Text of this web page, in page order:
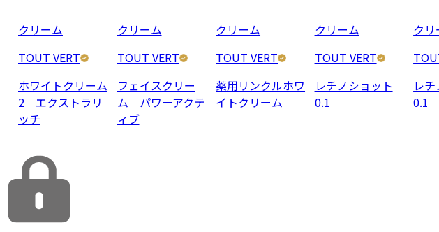
クリーム
TOUT VERT
ホワイトクリーム
2 エクストラリ
ッチ
クリーム
TOUT VERT
フェイスクリー
ム パワーアクテ
ィブ
クリーム
TOUT VERT
薬用リンクルホワ
イトクリーム
クリーム
TOUT VERT
レチノショット
0.1
クリ
レ
0.1